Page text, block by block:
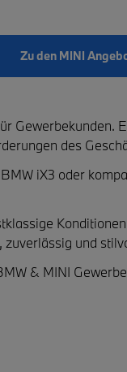
Zu den MINI
Gewerbekunden.
des
BMW iX3 oder
und
& MINI